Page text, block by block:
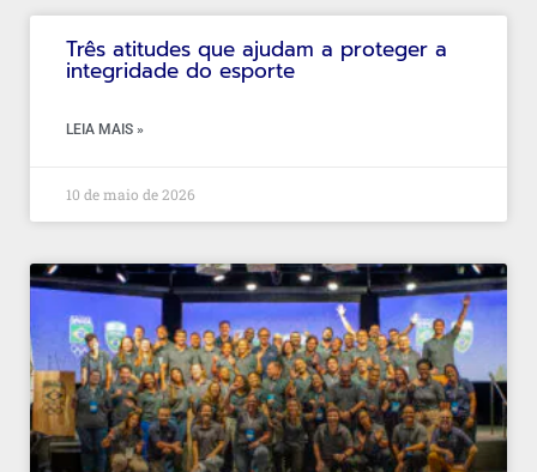
Três atitudes que ajudam a proteger a
integridade do esporte
LEIA MAIS »
10 de maio de 2026